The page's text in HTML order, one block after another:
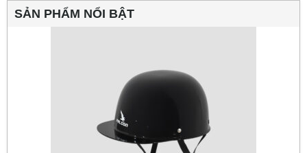
SẢN PHẨM NỔI BẬT